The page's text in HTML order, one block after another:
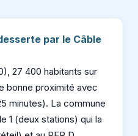
par le Câble
27 400 habitants sur
bonne proximité avec
minutes). La commune
1 (deux stations) qui la